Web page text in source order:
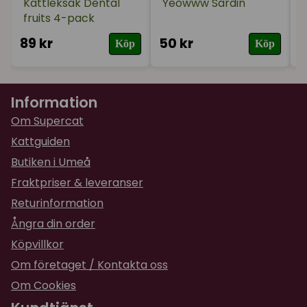
Kattleksak Dental
fruits 4-pack
89 kr Köp
Yeowww Sardin
50 kr Köp
Information
Om Supercat
Kattguiden
Butiken i Umeå
Fraktpriser & leveranser
Returinformation
Ångra din order
Köpvillkor
Om företaget / Kontakta oss
Om Cookies